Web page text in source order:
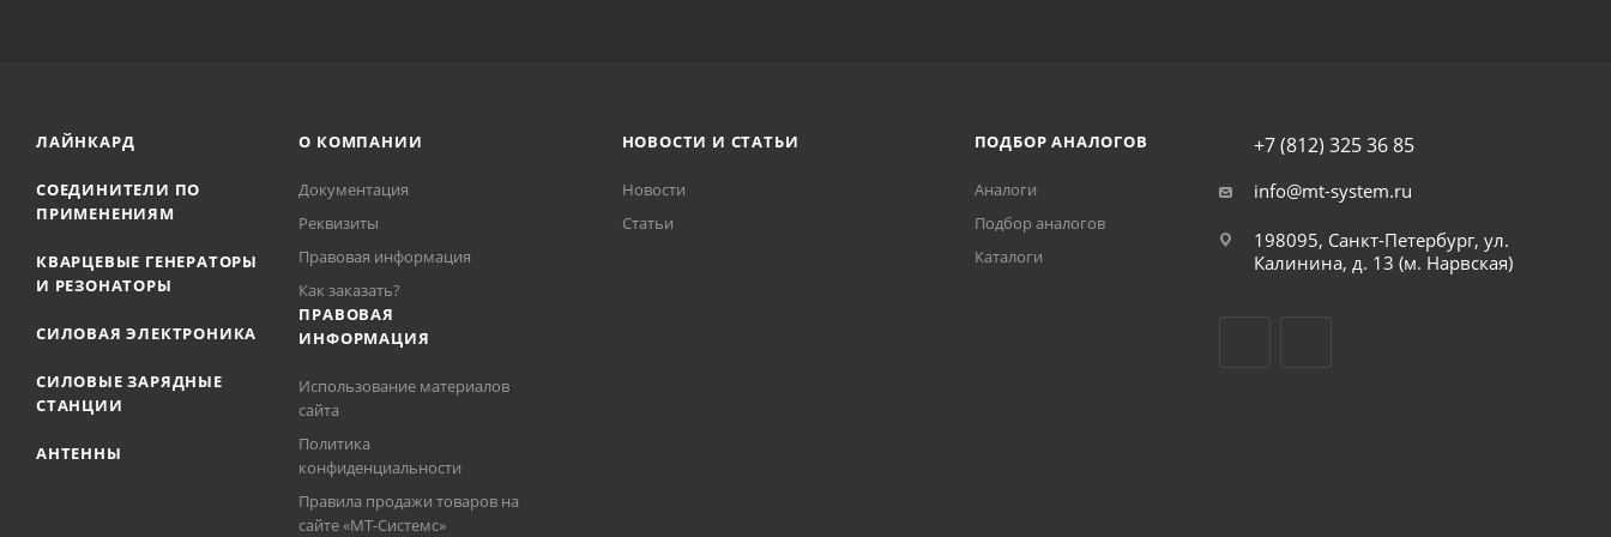
ЛАЙНКАРД
СОЕДИНИТЕЛИ ПО
ПРИМЕНЕНИЯМ
КВАРЦЕВЫЕ ГЕНЕРАТОРЫ
И РЕЗОНАТОРЫ
СИЛОВАЯ ЭЛЕКТРОНИКА
СИЛОВЫЕ ЗАРЯДНЫЕ
СТАНЦИИ
АНТЕННЫ
О КОМПАНИИ
Документация
Реквизиты
Правовая информация
Как заказать?
ПРАВОВАЯ
ИНФОРМАЦИЯ
Использование материалов
сайта
Политика
конфиденциальности
Правила продажи товаров на
сайте «МТ-Системс»
НОВОСТИ И СТАТЬИ
Новости
Статьи
ПОДБОР АНАЛОГОВ
Аналоги
Подбор аналогов
Каталоги
+7 (812) 325 36 85
info@mt-system.ru
198095, Санкт-Петербург, ул.
Калинина, д. 13 (м. Нарвская)